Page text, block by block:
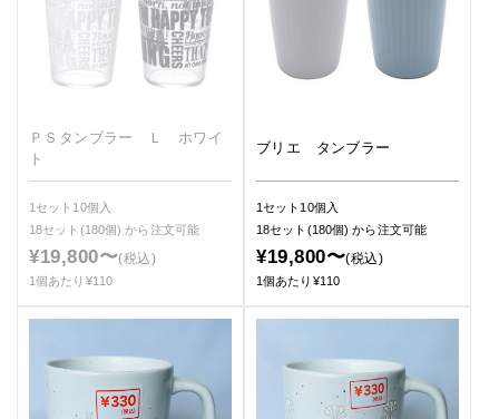
ＰＳタンブラー Ｌ ホワイ
ト
1セット10個入
18セット(180個)から注文可能
¥19,800〜(税込)
1個あたり¥110
ブリエ タンブラー
1セット10個入
18セット(180個)から注文可能
¥19,800〜(税込)
1個あたり¥110